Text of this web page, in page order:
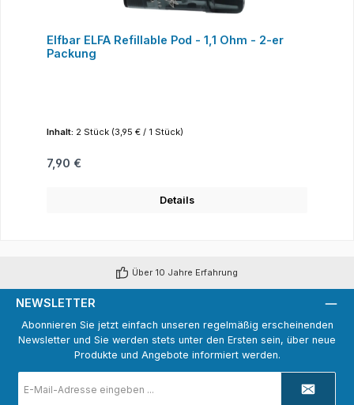
Elfbar ELFA Refillable Pod - 1,1 Ohm - 2-er
Packung
Inhalt: 2 Stück (3,95 € / 1 Stück)
Regulärer Preis:
7,90 €
Details
Über 10 Jahre Erfahrung
NEWSLETTER
Abonnieren Sie jetzt einfach unseren regelmäßig erscheinenden
Newsletter und Sie werden stets unter den Ersten sein, über neue
Produkte und Angebote informiert werden.
Mail-